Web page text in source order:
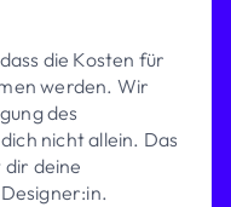
die Kosten für
werden. Wir
des
nicht allein. Das
deine